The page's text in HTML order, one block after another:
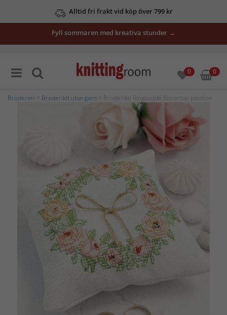
Alltid fri frakt vid köp över 799 kr
Fyll sommaren med kreativa stunder →
0 0
Broderier Broderikit utan garn > Broderikit Ringkudde Rosornas passion